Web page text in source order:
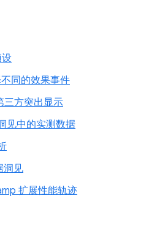
同的效果事件
三方突出显示
见中的实测数据
洞见
扩展性能轨迹